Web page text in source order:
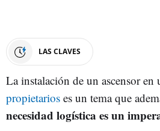
LAS CLAVES
La instalación de un ascensor en
propietarios es un tema que
necesidad logística es un